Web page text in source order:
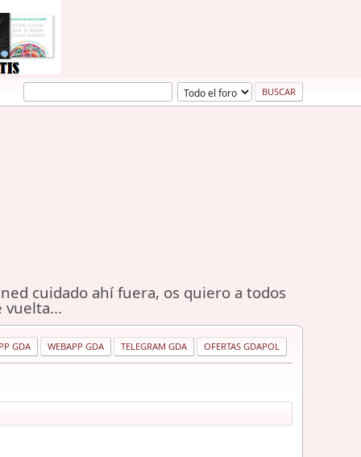
cuidado ahí fuera, os quiero a todos
vuelta...
GDA WEBAPP GDA TELEGRAM GDA OFERTAS GDAPOL